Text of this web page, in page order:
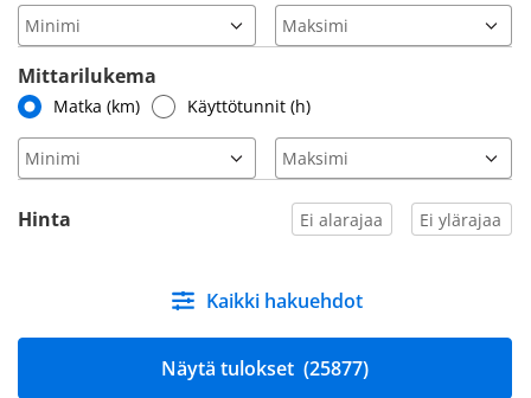
Mittarilukema
Matka (km) Käyttötunnit (h)
Hinta
Kaikki hakuehdot
Näytä tulokset (25877)